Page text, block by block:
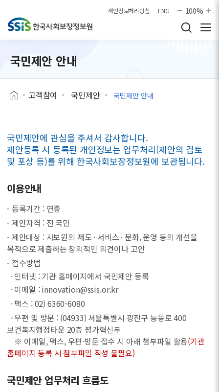
개인정보처리방침 ENG 100%
국민제안 안내
고객참여 국민제안 국민제안 안내
국민제안에 관심을 주셔서 감사합니다.
제안등록 시 등록된 개인정보는 업무처리(제안의 검토
및 포상 등)를 위해 한국사회보장정보원에 보관됩니다.
이용안내
- 등록기간 : 연중
- 제안자격 : 전 국민
- 제안대상 : 사보원의 제도 · 서비스 · 문화, 운영 등의 개선을
목적으로 제출하는 창의적인 의견이나 고안
- 접수방법
· 인터넷 : 기관 홈페이지에서 국민제안 등록
· 이메일 : innovation@ssis.or.kr
· 팩스 : 02) 6360-6080
· 우편 및 방문 : (04933) 서울특별시 광진구 능동로 400
보건복지행정타운 20층 평가혁신부
※ 이메일, 팩스, 우편·방문 접수 시 아래 첨부파일 활용(기관
홈페이지 등록 시 첨부파일 작성 불필요)
국민제안 업무처리 흐름도